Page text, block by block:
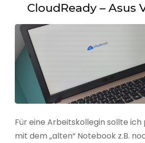
CloudReady – Asus
Für eine Arbeitskollegin sollte
mit dem „alten“ Notebook z.B.